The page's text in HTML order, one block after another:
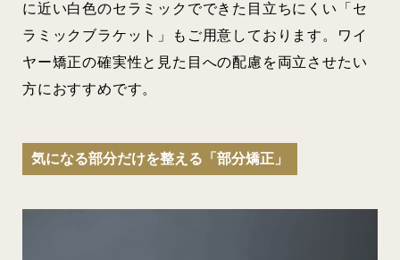
に近い白色のセラミックでできた目立ちにくい「セ
ラミックブラケット」もご用意しております。ワイ
ヤー矯正の確実性と見た目への配慮を両立させたい
方におすすめです。
気になる部分だけを整える「部分矯正」